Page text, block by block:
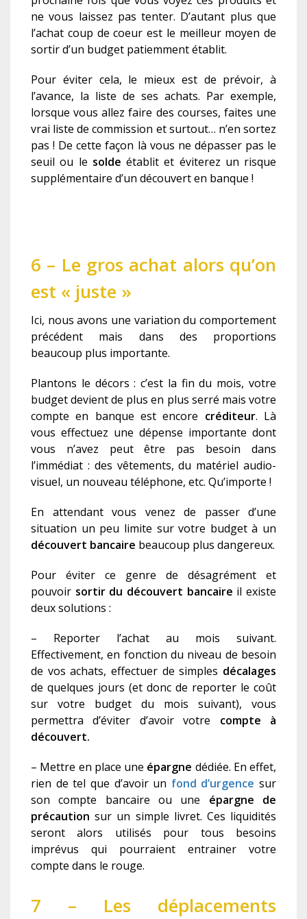
ne vous laissez pas tenter. D’autant plus que
l’achat coup de coeur est le meilleur moyen de
sortir d’un budget patiemment établit.
Pour éviter cela, le mieux est de prévoir, à
l’avance, la liste de ses achats. Par exemple,
lorsque vous allez faire des courses, faites une
vrai liste de commission et surtout… n’en sortez
pas ! De cette façon là vous ne dépasser pas le
seuil ou le solde établit et éviterez un risque
supplémentaire d’un découvert en banque !
6 – Le gros achat alors qu’on
est « juste »
Ici, nous avons une variation du comportement
précédent mais dans des proportions
beaucoup plus importante.
Plantons le décors :c’est la fin du mois,votre
budget devient de plus en plus serré mais votre
compte en banque est encore créditeur. Là
vous effectuez une dépense importante dont
vous n’avez peut être pas besoin dans
l’immédiat : des vêtements, du matériel audio-
visuel, un nouveau téléphone, etc. Qu’importe !
En attendant vous venez de passer d’une
situation un peu limite sur votre budget à un
découvert bancaire beaucoup plus dangereux.
Pour éviter ce genre de désagrément et
pouvoir sortir du découvert bancaire il existe
deux solutions :
– Reporter l’achat au mois suivant.
Effectivement, en fonction du niveau de besoin
de vos achats, effectuer de simples décalages
de quelques jours (et donc de reporter le coût
sur votre budget du mois suivant), vous
permettra d’éviter d’avoir votre compte à
découvert.
– Mettre en place une épargne dédiée. En effet,
rien de tel que d’avoir un fond d’urgence sur
son compte bancaire ou une épargne de
précaution sur un simple livret. Ces liquidités
seront alors utilisés pour tous besoins
imprévus qui pourraient entrainer votre
compte dans le rouge.
7 – Les déplacements